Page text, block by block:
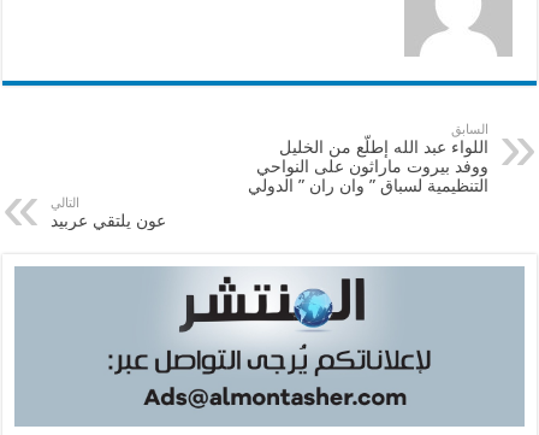
السابق
اللواء عبد الله إطلّع من الخليل
ووفد بيروت ماراثون على النواحي
التنظيمية لسباق ” وان ران ” الدولي
التالي
عون يلتقي عربيد